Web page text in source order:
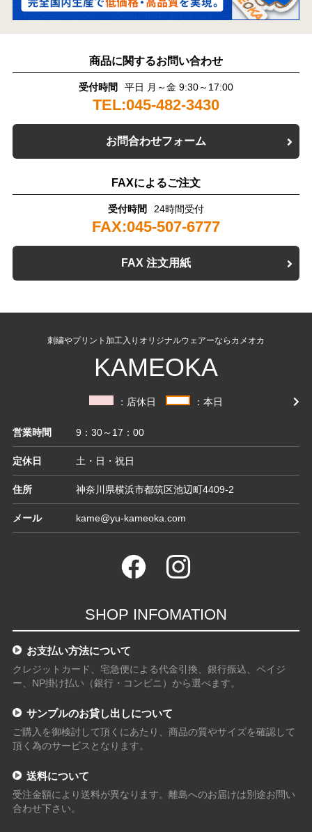
商品に関するお問い合わせ
受付時間 平日 月～金 9:30～17:00
TEL:045-482-3430
お問合わせフォーム
FAXによるご注文
受付時間 24時間受付
FAX:045-507-6777
FAX 注文用紙
刺繍やプリント加工入りオリジナルウェアーならカメオカ
KAMEOKA
：店休日 ：本日
営業時間 9：30～17：00
定休日 土・日・祝日
住所 神奈川県横浜市都筑区池辺町4409-2
メール kame@yu-kameoka.com
SHOP INFOMATION
お支払い方法について
クレジットカード、宅急便による代金引換、銀行振込、ペイジ
ー、NP掛け払い（銀行・コンビニ）から選べます。
サンプルのお貸し出しについて
ご購入を御検討して頂くにあたり、商品の質やサイズを確認して
頂く為のサービスとなります。
送料について
受注金額により送料が異なります。離島へのお届けは別途お問い
合わせ下さい。